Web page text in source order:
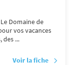
Domaine de
vos vacances
...
Voir la fiche